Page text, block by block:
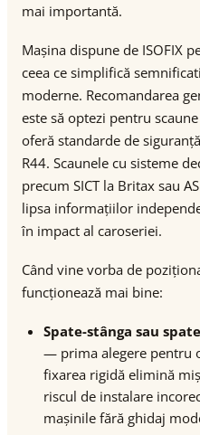
mai importantă.
Mașina dispune de ISOFIX
ceea ce simplifică
moderne. Recomandarea
este să optezi pentru
oferă standarde de
R44. Scaunele cu sisteme
precum SICT la Britax sau
lipsa informațiilor
în impact al caroseriei.
Când vine vorba de
funcționează mai bine:
Spate-stânga sau
— prima alegere pentru
fixarea rigidă elimină
riscul de instalare
mașinile fără ghidaj